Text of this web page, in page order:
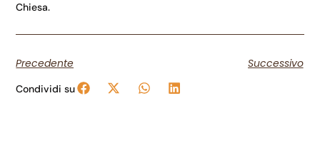
Chiesa.
Precedente Successivo
Condividi su